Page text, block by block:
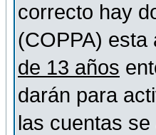
correcto hay
(COPPA)
de 13 años
darán para
las cuentas